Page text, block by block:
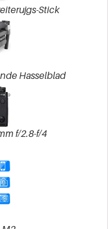
Stick
Hasselblad
f/2.8-f/4